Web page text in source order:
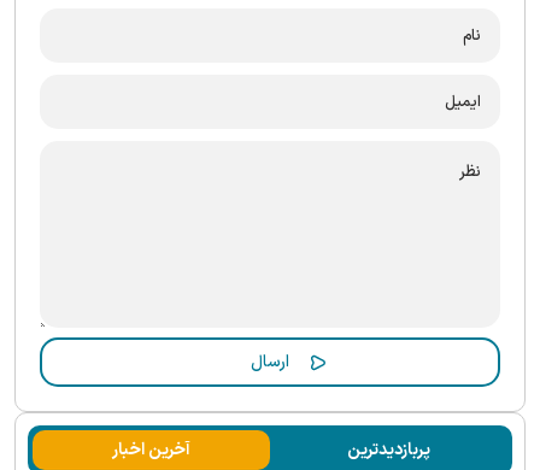
پربازدیدترین آخرین اخبار